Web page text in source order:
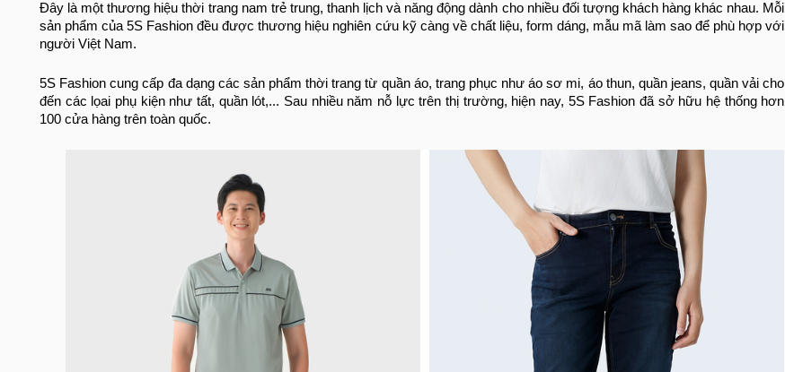
Đây là một thương hiệu thời trang nam trẻ trung, thanh lịch và năng động dành cho nhiều đối tượng khách hàng khác nhau. Mỗi
sản phẩm của 5S Fashion đều được thương hiệu nghiên cứu kỹ càng về chất liệu, form dáng, mẫu mã làm sao để phù hợp với
người Việt Nam.
5S Fashion cung cấp đa dạng các sản phẩm thời trang từ quần áo, trang phục như áo sơ mi, áo thun, quần jeans, quần vải cho
đến các lọai phụ kiện như tất, quần lót,... Sau nhiều năm nỗ lực trên thị trường, hiện nay, 5S Fashion đã sở hữu hệ thống hơn
100 cửa hàng trên toàn quốc.